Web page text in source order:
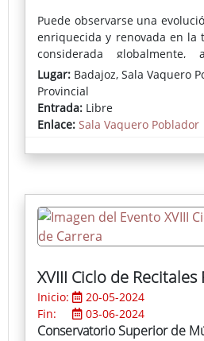
Puede observarse una
enriquecida y renovada en la
considerada
mantienen temas y asuntos
trayectoria que se
detallismo, delicado
elegancia.
Así, podemos contemplar
muestran próximos
fachadas...) y otras como
(Salzburgo, la ría de Bilbao,
Badajoz), a veces distribuidas
Novedosas son las
como es el caso de la Capilla
de Badajoz.
Las flores, sueltas o formando
Lugar: Badajoz, Sala Vaquero
Provincial
Entrada: Libre
Enlace: Sala Vaquero Poblador
XVIII Ciclo de
Inicio:
20-05-2024
Fin:
03-06-2024
Conservatorio Superior de